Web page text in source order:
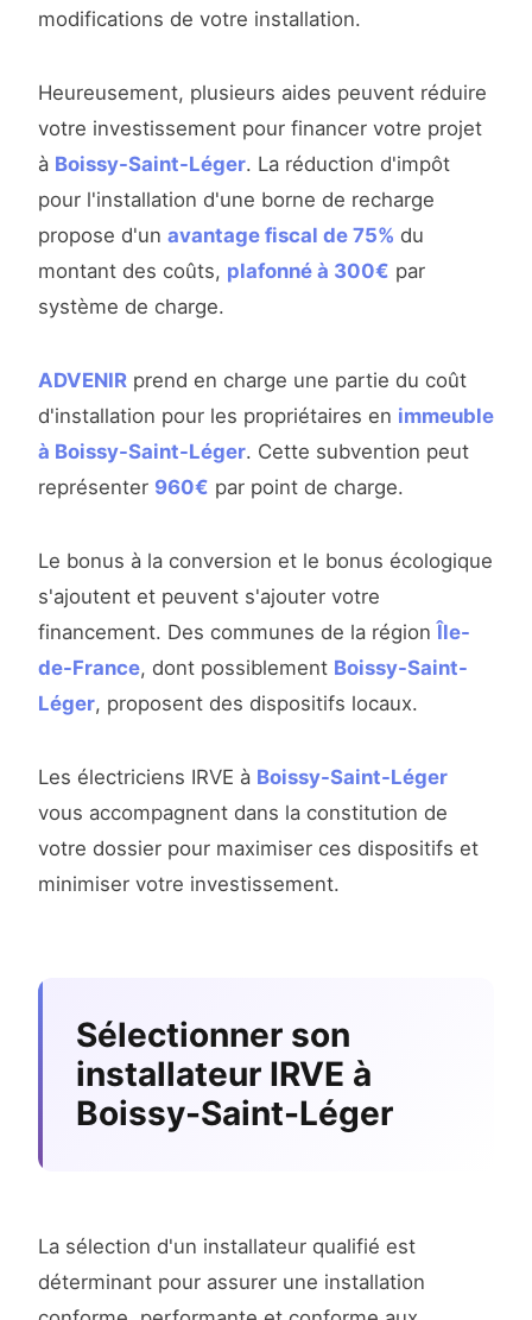
modifications de votre installation.
Heureusement, plusieurs aides peuvent réduire
votre investissement pour financer votre projet
à Boissy-Saint-Léger. La réduction d'impôt
pour l'installation d'une borne de recharge
propose d'un avantage fiscal de 75% du
montant des coûts, plafonné à 300€ par
système de charge.
ADVENIR prend en charge une partie du coût
d'installation pour les propriétaires en immeuble
à Boissy-Saint-Léger. Cette subvention peut
représenter 960€ par point de charge.
Le bonus à la conversion et le bonus écologique
s'ajoutent et peuvent s'ajouter votre
financement. Des communes de la région Île-
de-France, dont possiblement Boissy-Saint-
Léger, proposent des dispositifs locaux.
Les électriciens IRVE à Boissy-Saint-Léger
vous accompagnent dans la constitution de
votre dossier pour maximiser ces dispositifs et
minimiser votre investissement.
Sélectionner son
installateur IRVE à
Boissy-Saint-Léger
La sélection d'un installateur qualifié est
déterminant pour assurer une installation